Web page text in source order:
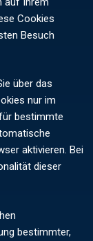
Cookies
Besuch
über das
nur im
bestimmte
aktivieren. Bei
dieser
bestimmter,